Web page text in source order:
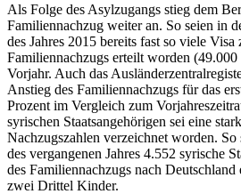
Als Folge des Asylzugangs stieg dem
Familiennachzug weiter an. So seien in
des Jahres 2015 bereits fast so viele
Familiennachzugs erteilt worden
Vorjahr. Auch das
Anstieg des Familiennachzugs für das
Prozent im Vergleich zum
syrischen Staatsangehörigen sei eine
Nachzugszahlen verzeichnet worden.
des vergangenen Jahres 4.552 syrische
des Familiennachzugs nach Deutschland
zwei Drittel Kinder.